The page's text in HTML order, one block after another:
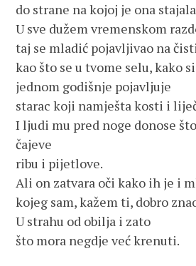
do strane na kojoj je ona
U sve dužem vremenskom
taj se mladić pojavljivao na
kao što se u tvome selu, kako
jednom godišnje pojavljuje
starac koji namješta kosti i
I ljudi mu pred noge donose
čajeve
ribu i pijetlove.
Ali on zatvara oči kako ih je i
kojeg sam, kažem ti, dobro
U strahu od obilja i zato
što mora negdje već krenuti.